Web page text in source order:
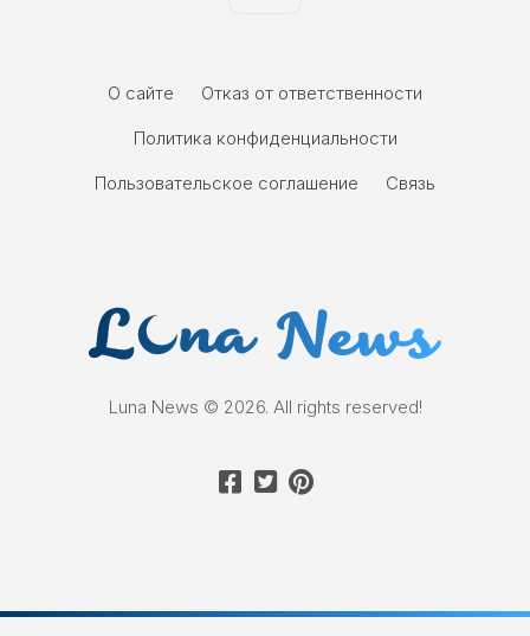
О сайте
Отказ от ответственности
Политика конфиденциальности
Пользовательское соглашение
Связь
Luna News © 2026. All rights reserved!